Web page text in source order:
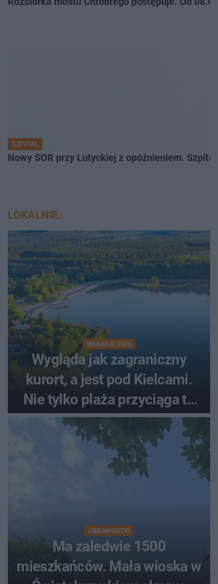
SZPITAL
Nowy SOR przy Lutyckiej z opóźnieniem.
LOKALNIE:
WAKACJE 2026
Wygląda jak zagraniczny
kurort, a jest pod Kielcami.
Nie tylko plaża przyciąga tu
ludzi
CIEKAWOSTKI
Ma zaledwie 1500
mieszkańców. Mała wioska w